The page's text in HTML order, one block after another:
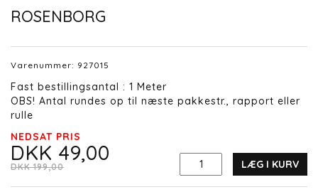
ROSENBORG
Varenummer: 927015
Fast bestillingsantal : 1 Meter
OBS! Antal rundes op til næste pakkestr., rapport eller
rulle
NEDSAT PRIS
DKK 49,00
DKK 199,00 LÆG I KURV